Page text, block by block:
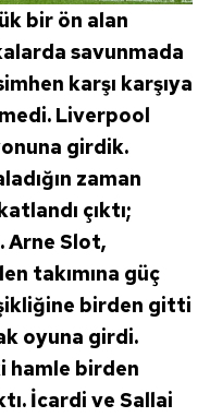
bir ön alan
savunmada
karşı karşıya
Liverpool
girdik.
zaman
çıktı;
Arne Slot,
takımına güç
birden gitti
oyuna girdi.
hamle birden
İcardi ve Sallai